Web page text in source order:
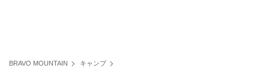
BRAVO MOUNTAIN
キャンプ